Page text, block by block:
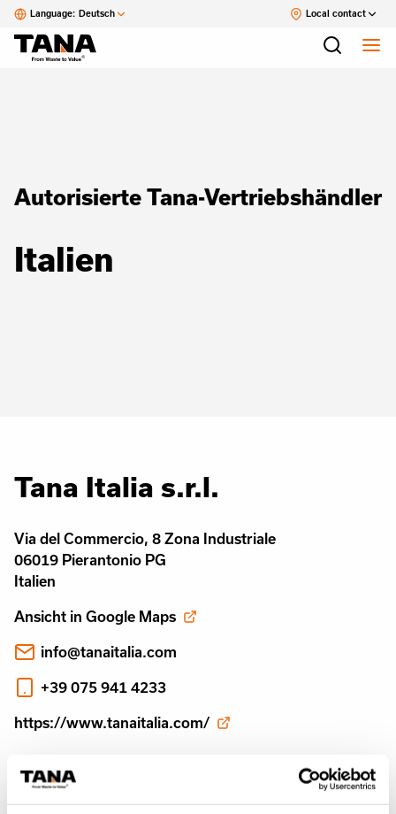
Language: Deutsch Local contact
Autorisierte Tana-Vertriebshändler
Italien
Tana Italia s.r.l.
Via del Commercio, 8 Zona Industriale
06019 Pierantonio PG
Italien
Ansicht in Google Maps
info@tanaitalia.com
+39 075 941 4233
https://www.tanaitalia.com/